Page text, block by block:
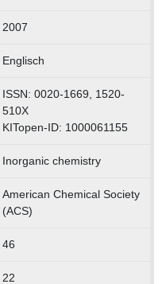
2007
Englisch
ISSN: 0020-1669, 1520-
510X
KITopen-ID: 1000061155
Inorganic chemistry
American Chemical Society
(ACS)
46
22